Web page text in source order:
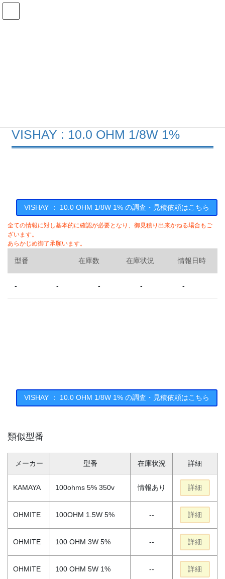
コ
ナ
VISHAY : 10.0 OHM 1/8W 1%
VISHAY ： 10.0 OHM 1/8W 1% の調査・見積依頼はこちら
全ての情報に対し基本的に確認が必要となり、御見積り出来かねる場合もご
ざいます。
あらかじめ御了承願います。
型番 在庫数 在庫状況 情報日時
- - - - -
VISHAY ： 10.0 OHM 1/8W 1% の調査・見積依頼はこちら
類似型番
メーカー 型番 在庫状況 詳細
KAMAYA 100ohms 5% 350v 情報あり 詳細
OHMITE 100OHM 1.5W 5% -- 詳細
OHMITE 100 OHM 3W 5% -- 詳細
OHMITE 100 OHM 5W 1% -- 詳細